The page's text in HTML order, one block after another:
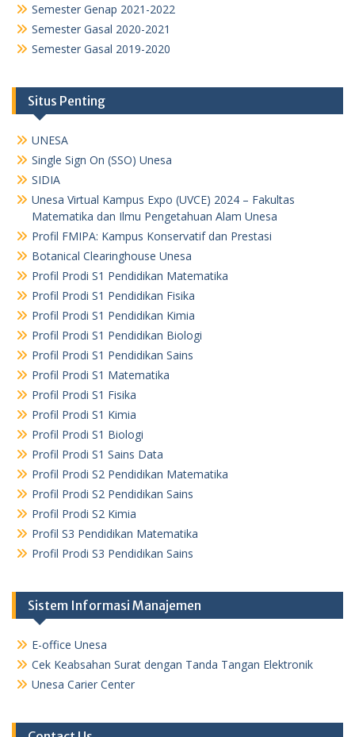
Semester Genap 2021-2022
Semester Gasal 2020-2021
Semester Gasal 2019-2020
Situs Penting
UNESA
Single Sign On (SSO) Unesa
SIDIA
Unesa Virtual Kampus Expo (UVCE) 2024 – Fakultas
Matematika dan Ilmu Pengetahuan Alam Unesa
Profil FMIPA: Kampus Konservatif dan Prestasi
Botanical Clearinghouse Unesa
Profil Prodi S1 Pendidikan Matematika
Profil Prodi S1 Pendidikan Fisika
Profil Prodi S1 Pendidikan Kimia
Profil Prodi S1 Pendidikan Biologi
Profil Prodi S1 Pendidikan Sains
Profil Prodi S1 Matematika
Profil Prodi S1 Fisika
Profil Prodi S1 Kimia
Profil Prodi S1 Biologi
Profil Prodi S1 Sains Data
Profil Prodi S2 Pendidikan Matematika
Profil Prodi S2 Pendidikan Sains
Profil Prodi S2 Kimia
Profil S3 Pendidikan Matematika
Profil Prodi S3 Pendidikan Sains
Sistem Informasi Manajemen
E-office Unesa
Cek Keabsahan Surat dengan Tanda Tangan Elektronik
Unesa Carier Center